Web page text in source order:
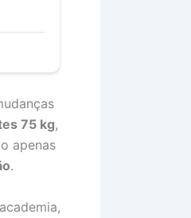
75 kg,
apenas
.